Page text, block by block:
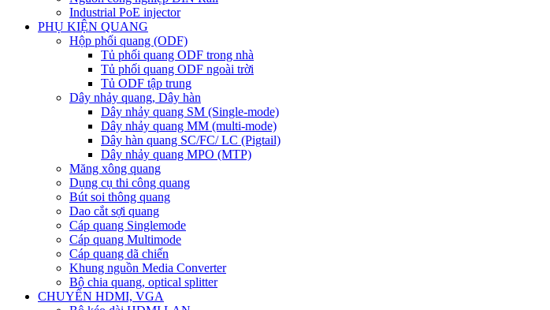
Industrial PoE injector
PHỤ KIỆN QUANG
Hộp phối quang (ODF)
Tủ phối quang ODF trong nhà
Tủ phối quang ODF ngoài trời
Tủ ODF tập trung
Dây nhảy quang, Dây hàn
Dây nhảy quang SM (Single-mode)
Dây nhảy quang MM (multi-mode)
Dây hàn quang SC/FC/ LC (Pigtail)
Dây nhảy quang MPO (MTP)
Măng xông quang
Dụng cụ thi công quang
Bút soi thông quang
Dao cắt sợi quang
Cáp quang Singlemode
Cáp quang Multimode
Cáp quang dã chiến
Khung nguồn Media Converter
Bộ chia quang, optical splitter
CHUYỂN HDMI, VGA